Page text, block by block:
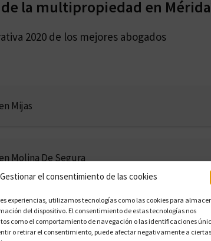
Gestionar el consentimiento de las cookies
experiencias, utilizamos tecnologías como las cookies para
del dispositivo. El consentimiento de estas tecnologías nos
como el comportamiento de navegación o las identificaciones
o retirar el consentimiento, puede afectar negativamente a ciertas
la multipropiedad en
2020 de los mejores abogados
Mijas
Molina De Segura
Mollet Del Vallès